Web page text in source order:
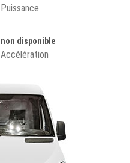
Puissance
non disponible
Accélération